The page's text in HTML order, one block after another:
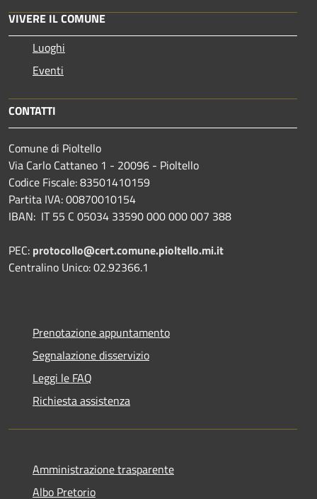
VIVERE IL COMUNE
Luoghi
Eventi
CONTATTI
Comune di Pioltello
Via Carlo Cattaneo 1 - 20096 - Pioltello
Codice Fiscale: 83501410159
Partita IVA: 00870010154
IBAN: IT 55 C 05034 33590 000 000 007 388
PEC: protocollo@cert.comune.pioltello.mi.it
Centralino Unico: 02.92366.1
Prenotazione appuntamento
Segnalazione disservizio
Leggi le FAQ
Richiesta assistenza
Amministrazione trasparente
Albo Pretorio